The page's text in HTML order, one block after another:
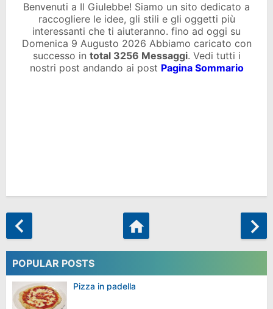
Benvenuti a Il Giulebbe! Siamo un sito dedicato a
raccogliere le idee, gli stili e gli oggetti più
interessanti che ti aiuteranno. fino ad oggi su
Domenica 9 Augusto 2026 Abbiamo caricato con
successo in total 3256 Messaggi. Vedi tutti i
nostri post andando ai post Pagina Sommario
POPULAR POSTS
Pizza in padella